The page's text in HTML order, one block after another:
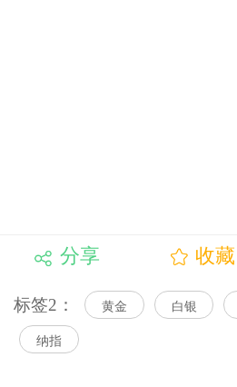
分享 收藏
标签2： 黄金 白银
纳指